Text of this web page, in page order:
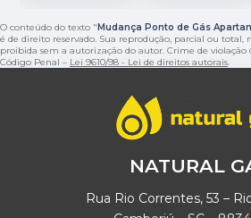
O conteúdo do texto "Mudança Ponto de Gás
é de direito reservado. Sua reprodução, parcial ou total,
proibida sem a autorização do autor. Crime de
Código Penal – Lei 9610/98 - Lei de direitos autorais.
NATURAL
Rua Rio Correntes, 53 –